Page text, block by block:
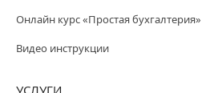
Онлайн курс «Простая бухгалтерия»
Видео инструкции
УСЛУГИ